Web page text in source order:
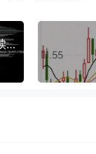
。计算公式如下：
前值
奇妙趋势软件遗漏图5线切入（探索奇妙趋势软件：解读遗漏图与五线切入策略对投资的影响）